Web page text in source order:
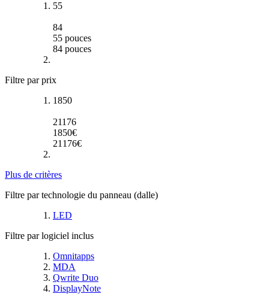
55
84
55 pouces
84 pouces
Filtre par prix
1850
21176
1850€
21176€
Plus de critères
Filtre par technologie du panneau (dalle)
LED
Filtre par logiciel inclus
Omnitapps
MDA
Qwrite Duo
DisplayNote